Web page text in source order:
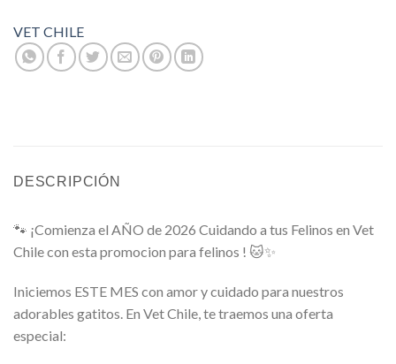
VET CHILE
DESCRIPCIÓN
🐾 ¡Comienza el AÑO de 2026 Cuidando a tus Felinos en Vet
Chile con esta promocion para felinos ! 🐱✨
Iniciemos ESTE MES con amor y cuidado para nuestros
adorables gatitos. En Vet Chile, te traemos una oferta
especial: